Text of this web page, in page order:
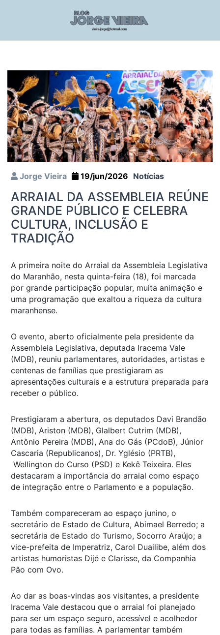
Jorge Vieira 19/jun/2026 Notícias
ARRAIAL DA ASSEMBLEIA REÚNE
GRANDE PÚBLICO E CELEBRA
CULTURA, INCLUSÃO E
TRADIÇÃO
A primeira noite do Arraial da Assembleia Legislativa
do Maranhão, nesta quinta-feira (18), foi marcada
por grande participação popular, muita animação e
uma programação que exaltou a riqueza da cultura
maranhense.
O evento, aberto oficialmente pela presidente da
Assembleia Legislativa, deputada Iracema Vale
(MDB), reuniu parlamentares, autoridades, artistas e
centenas de famílias que prestigiaram as
apresentações culturais e a estrutura preparada para
receber o público.
Prestigiaram a abertura, os deputados Davi Brandão
(MDB), Ariston (MDB), Glalbert Cutrim (MDB),
Antônio Pereira (MDB), Ana do Gás (PCdoB), Júnior
Cascaria (Republicanos), Dr. Yglésio (PRTB),
Wellington do Curso (PSD) e Kekê Teixeira. Eles
destacaram a importância do arraial como espaço
de integração entre o Parlamento e a população.
Também compareceram ao espaço junino, o
secretário de Estado de Cultura, Abimael Berredo; a
secretária de Estado do Turismo, Socorro Araújo; a
vice-prefeita de Imperatriz, Carol Duailibe, além dos
artistas humoristas Dijé e Clarisse, da Companhia
Pão com Ovo.
Ao dar as boas-vindas aos visitantes, a presidente
Iracema Vale destacou que o arraial foi planejado
para ser um espaço seguro, acessível e acolhedor
para todas as famílias. A parlamentar também